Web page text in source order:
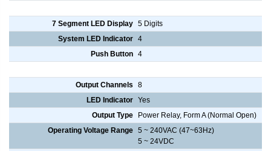
7 Segment LED Display 5 Digits
System LED Indicator 4
Push Button 4
Output Channels
8
LED Indicator Yes
Output Type
Power Relay, Form A (Normal Open)
Operating Voltage Range 5 ~ 240VAC (47~63Hz)
5 ~ 24VDC